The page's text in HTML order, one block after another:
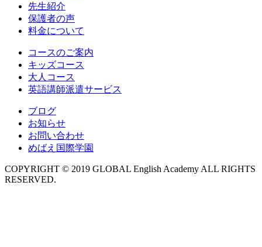
先生紹介
保護者の声
料金について
コースのご案内
キッズコース
大人コース
英語講師派遣サービス
ブログ
お知らせ
お問い合わせ
めばえ国際学園
COPYRIGHT © 2019 GLOBAL English Academy ALL RIGHTS
RESERVED.